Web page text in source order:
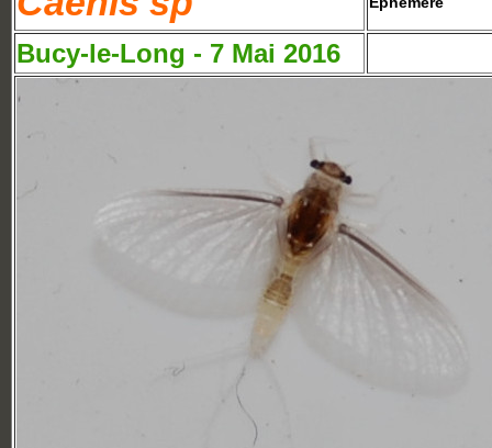
Bucy-le-Long - 7 Mai 2016